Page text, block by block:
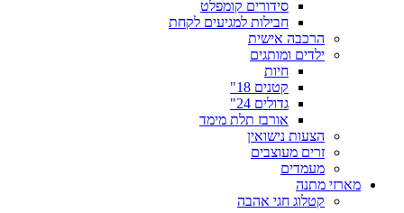
סידורים קומפלט
חבילות למגיעים לקחת
הרכבה אישית
ילדים ומותגים
חיות
קטנים 18"
גדולים 24"
אורבז תלת מימד
הצעות נישואין
זרים מעוצבים
מעמדים
מארזי מתנה
קטלוג חגי אהבה